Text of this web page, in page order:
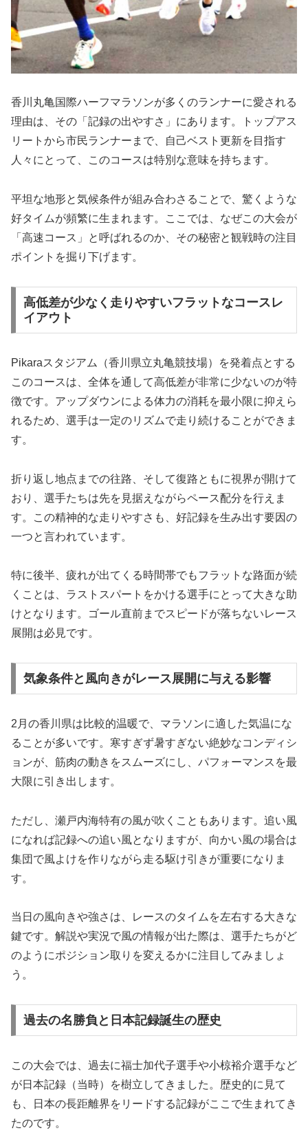
香川丸亀国際ハーフマラソンが多くのランナーに愛される
理由は、その「記録の出やすさ」にあります。トップアス
リートから市民ランナーまで、自己ベスト更新を目指す
人々にとって、このコースは特別な意味を持ちます。
平坦な地形と気候条件が組み合わさることで、驚くような
好タイムが頻繁に生まれます。ここでは、なぜこの大会が
「高速コース」と呼ばれるのか、その秘密と観戦時の注目
ポイントを掘り下げます。
高低差が少なく走りやすいフラットなコースレ
イアウト
Pikaraスタジアム（香川県立丸亀競技場）を発着点とする
このコースは、全体を通して高低差が非常に少ないのが特
徴です。アップダウンによる体力の消耗を最小限に抑えら
れるため、選手は一定のリズムで走り続けることができま
す。
折り返し地点までの往路、そして復路ともに視界が開けて
おり、選手たちは先を見据えながらペース配分を行えま
す。この精神的な走りやすさも、好記録を生み出す要因の
一つと言われています。
特に後半、疲れが出てくる時間帯でもフラットな路面が続
くことは、ラストスパートをかける選手にとって大きな助
けとなります。ゴール直前までスピードが落ちないレース
展開は必見です。
気象条件と風向きがレース展開に与える影響
2月の香川県は比較的温暖で、マラソンに適した気温にな
ることが多いです。寒すぎず暑すぎない絶妙なコンディシ
ョンが、筋肉の動きをスムーズにし、パフォーマンスを最
大限に引き出します。
ただし、瀬戸内海特有の風が吹くこともあります。追い風
になれば記録への追い風となりますが、向かい風の場合は
集団で風よけを作りながら走る駆け引きが重要になりま
す。
当日の風向きや強さは、レースのタイムを左右する大きな
鍵です。解説や実況で風の情報が出た際は、選手たちがど
のようにポジション取りを変えるかに注目してみましょ
う。
過去の名勝負と日本記録誕生の歴史
この大会では、過去に福士加代子選手や小椋裕介選手など
が日本記録（当時）を樹立してきました。歴史的に見て
も、日本の長距離界をリードする記録がここで生まれてき
たのです。